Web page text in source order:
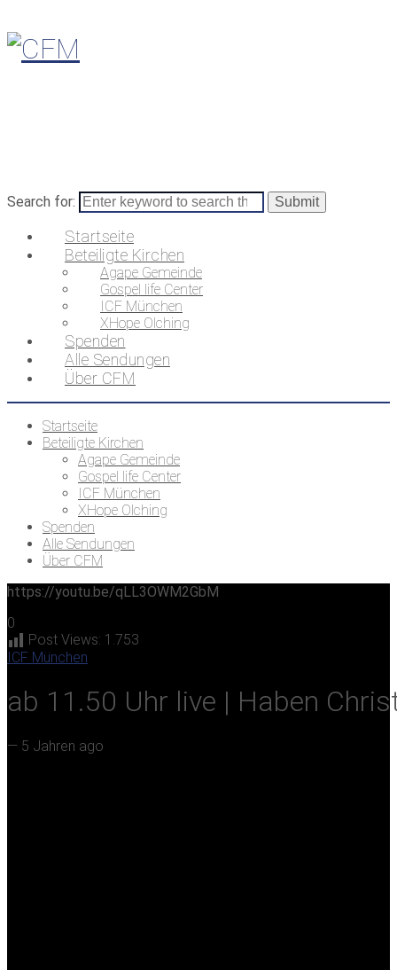
Search for:
Startseite
Beteiligte Kirchen
Agape Gemeinde
Gospel life Center
ICF München
XHope Olching
Spenden
Alle Sendungen
Über CFM
Startseite
Beteiligte Kirchen
Agape Gemeinde
Gospel life Center
ICF München
XHope Olching
Spenden
Alle Sendungen
Über CFM
https://youtu.be/qLL3OWM2GbM
0
Post Views: 1.753
ICF München
ab 11.50 Uhr live | Haben
— 5 Jahren ago